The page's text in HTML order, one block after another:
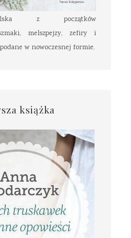
z początków
melszpejzy, zefiry i
w nowoczesnej formie.
książka